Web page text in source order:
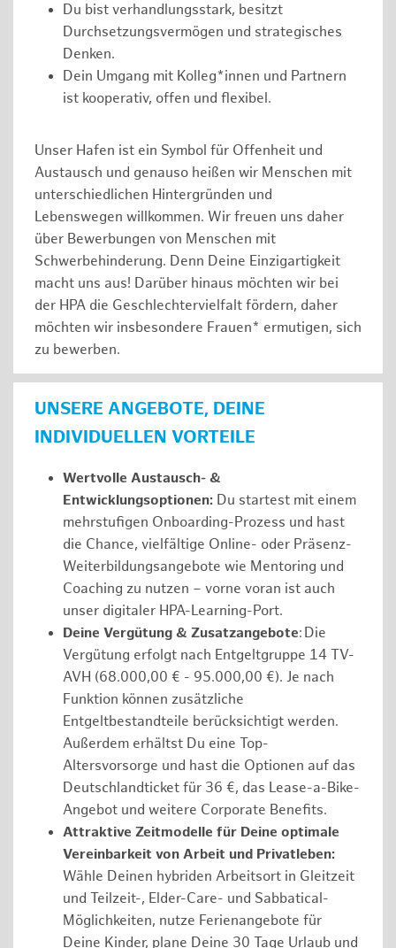
Du bist verhandlungsstark, besitzt
Durchsetzungsvermögen und strategisches
Denken.
Dein Umgang mit Kolleg*innen und Partnern
ist kooperativ, offen und flexibel.
Unser Hafen ist ein Symbol für Offenheit und
Austausch und genauso heißen wir Menschen mit
unterschiedlichen Hintergründen und
Lebenswegen willkommen. Wir freuen uns daher
über Bewerbungen von Menschen mit
Schwerbehinderung. Denn Deine Einzigartigkeit
macht uns aus! Darüber hinaus möchten wir bei
der HPA die Geschlechtervielfalt fördern, daher
möchten wir insbesondere Frauen* ermutigen, sich
zu bewerben.
UNSERE ANGEBOTE, DEINE
INDIVIDUELLEN VORTEILE
Wertvolle Austausch- &
Entwicklungsoptionen: Du startest mit einem
mehrstufigen Onboarding-Prozess und hast
die Chance, vielfältige Online- oder Präsenz-
Weiterbildungsangebote wie Mentoring und
Coaching zu nutzen – vorne voran ist auch
unser digitaler HPA-Learning-Port.
Deine Vergütung & Zusatzangebote: Die
Vergütung erfolgt nach Entgeltgruppe 14 TV-
AVH (68.000,00 € - 95.000,00 €). Je nach
Funktion können zusätzliche
Entgeltbestandteile berücksichtigt werden.
Außerdem erhältst Du eine Top-
Altersvorsorge und hast die Optionen auf das
Deutschlandticket für 36 €, das Lease-a-Bike-
Angebot und weitere Corporate Benefits.
Attraktive Zeitmodelle für Deine optimale
Vereinbarkeit von Arbeit und Privatleben:
Wähle Deinen hybriden Arbeitsort in Gleitzeit
und Teilzeit-, Elder-Care- und Sabbatical-
Möglichkeiten, nutze Ferienangebote für
Deine Kinder, plane Deine 30 Tage Urlaub und